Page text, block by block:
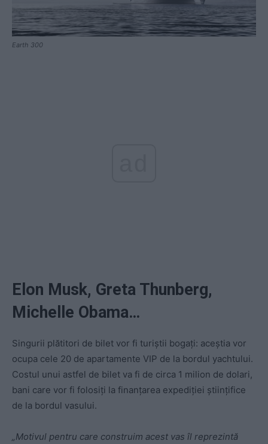
Earth 300
Elon Musk, Greta Thunberg,
Michelle Obama…
Singurii plătitori de bilet vor fi turiştii bogaţi: aceştia vor
ocupa cele 20 de apartamente VIP de la bordul yachtului.
Costul unui astfel de bilet va fi de circa 1 milion de dolari,
bani care vor fi folosiţi la finanţarea expediţiei ştiinţifice
de la bordul vasului.
„Motivul pentru care construim acest vas îl reprezintă